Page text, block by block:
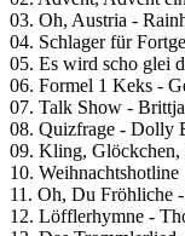
03. Oh, Austria -
04. Schlager für
05. Es wird scho glei
06. Formel 1 Keks -
07. Talk Show -
08. Quizfrage - Dolly
09. Kling,
10.
11. Oh, Du Fröhliche
12. Löfflerhymne -